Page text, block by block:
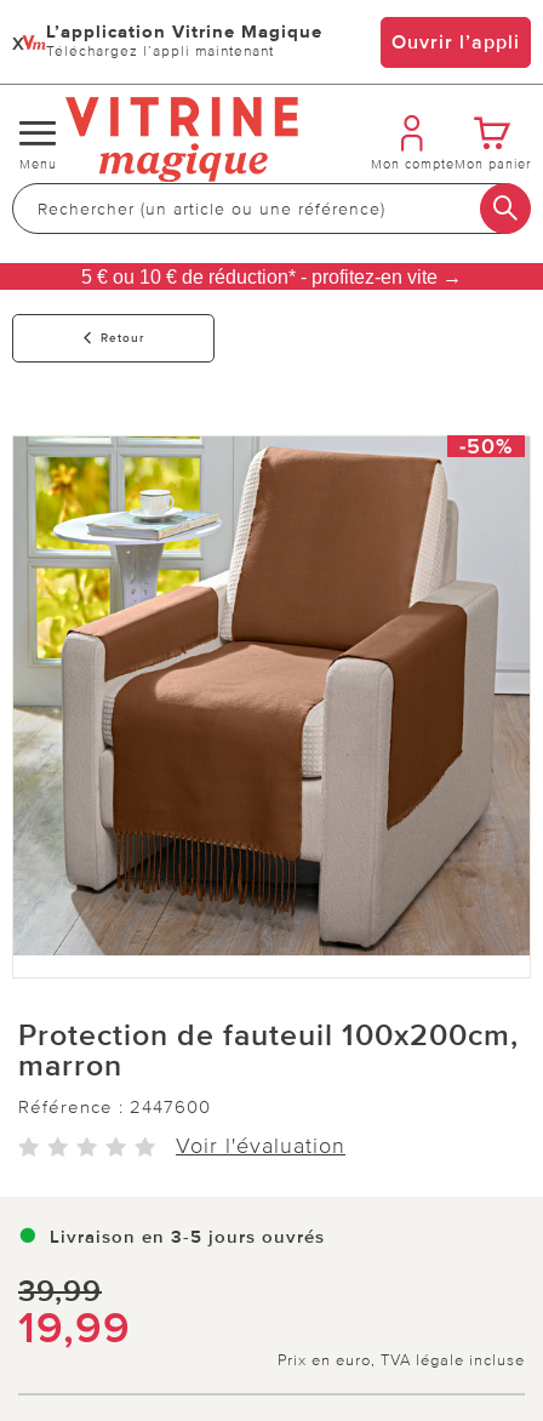
x L’application Vitrine Magique
Téléchargez l’appli maintenant Ouvrir l’appli
Changer
de
navigation
Menu Mon compteMon panier
5 € ou 10 € de réduction* - profitez-en vite →
Retour
-50%
Protection de fauteuil 100x200cm,
marron
Référence : 2447600
Voir l'évaluation
Livraison en 3-5 jours ouvrés
39,99
19,99
Prix en euro, TVA légale incluse